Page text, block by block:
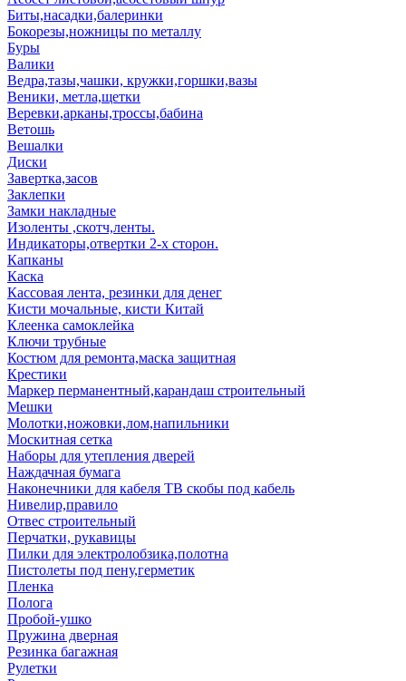
Биты,насадки,балеринки
Бокорезы,ножницы по металлу
Буры
Валики
Ведра,тазы,чашки, кружки,горшки,вазы
Веники, метла,щетки
Веревки,арканы,троссы,бабина
Ветошь
Вешалки
Диски
Завертка,засов
Заклепки
Замки накладные
Изоленты ,скотч,ленты.
Индикаторы,отвертки 2-х сторон.
Капканы
Каска
Кассовая лента, резинки для денег
Кисти мочальные, кисти Китай
Клеенка самоклейка
Ключи трубные
Костюм для ремонта,маска защитная
Крестики
Маркер перманентный,карандаш строительный
Мешки
Молотки,ножовки,лом,напильники
Москитная сетка
Наборы для утепления дверей
Наждачная бумага
Наконечники для кабеля ТВ скобы под кабель
Нивелир,правило
Отвес строительный
Перчатки, рукавицы
Пилки для электролобзика,полотна
Пистолеты под пену,герметик
Пленка
Полога
Пробой-ушко
Пружина дверная
Резинка багажная
Рулетки